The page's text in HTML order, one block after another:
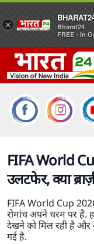
FIFA World
उलटफेर, क्या
FIFA World Cup
रोमांच अपने चरम पर है.
देखने को मिल रही है और
गई है.
×
Bharat24
FREE - In